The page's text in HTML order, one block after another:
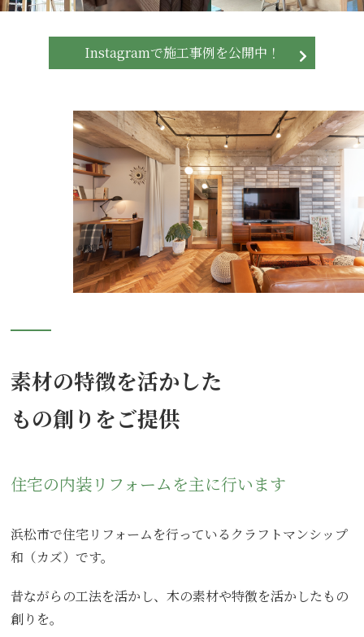
Instagramで施工事例を公開中！
素材の特徴を活かした
もの創りをご提供
住宅の内装リフォームを主に行います
浜松市で住宅リフォームを行っているクラフトマンシップ
和（カズ）です。
昔ながらの工法を活かし、木の素材や特徴を活かしたもの
創りを。